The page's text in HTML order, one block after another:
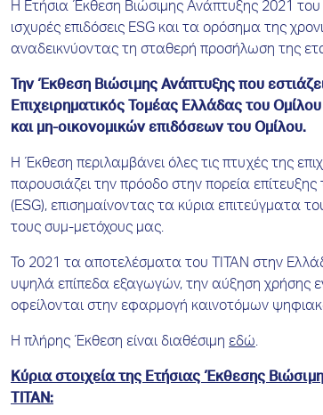
Η Ετήσια Έκθεση Βιώσιμης Ανάπτυξης 2021 του
ισχυρές επιδόσεις ESG και τα ορόσημα της
αναδεικνύοντας τη σταθερή προσήλωση της
Την Έκθεση Βιώσιμης Ανάπτυξης που
Επιχειρηματικός Τομέας Ελλάδας του
και μη-οικονομικών επιδόσεων του Ομίλου.
Η Έκθεση περιλαμβάνει όλες τις πτυχές της
παρουσιάζει την πρόοδο στην πορεία
(ESG), επισημαίνοντας τα κύρια επιτεύγματα
τους συμ-μετόχους μας.
Το 2021 τα αποτελέσματα του ΤΙΤΑΝ στην
υψηλά επίπεδα εξαγωγών, την αύξηση χρήσης
οφείλονται στην εφαρμογή καινοτόμων
Η πλήρης Έκθεση είναι διαθέσιμη εδώ.
Κύρια στοιχεία της Ετήσιας Έκθεσης
ΤΙΤΑΝ: